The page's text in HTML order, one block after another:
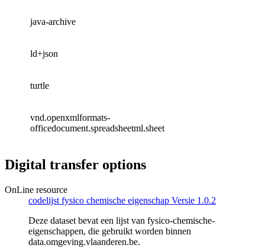
java-archive
ld+json
turtle
vnd.openxmlformats-
officedocument.spreadsheetml.sheet
Digital transfer options
OnLine resource
codelijst fysico chemische eigenschap Versie 1.0.2
Deze dataset bevat een lijst van fysico-chemische-
eigenschappen, die gebruikt worden binnen
data.omgeving.vlaanderen.be.